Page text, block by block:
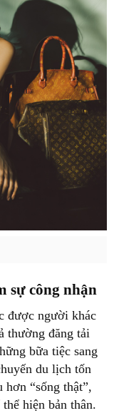
sự công nhận
được người khác
thường đăng tải
bữa tiệc sang
du lịch tốn
“sống thật”,
hiện bản thân.